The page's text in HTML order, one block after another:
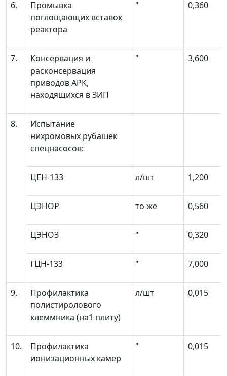
6.
Промывка
поглощающих вставок
реактора
" 0,360
7.
Консервация и
расконсервация
приводов АРК,
находящихся в ЗИП
" 3,600
8.
Испытание
нихромовых рубашек
спецнасосов:
ЦЕН-133 л/шт 1,200
ЦЭНОР то же 0,560
ЦЭНОЗ " 0,320
ГЦН-133 " 7,000
9.
Профилактика
полистиролового
клеммника (на1 плиту)
л/шт 0,015
10.
Профилактика
ионизационных камер
" 0,015